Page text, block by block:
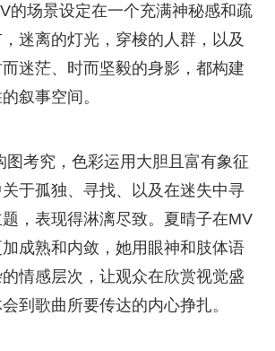
的场景设定在一个充满神秘感和疏
迷离的灯光，穿梭的人群，以及
迷茫、时而坚毅的身影，都构建
叙事空间。
图考究，色彩运用大胆且富有象征
于孤独、寻找、以及在迷失中寻
，表现得淋漓尽致。夏晴子在MV
成熟和内敛，她用眼神和肢体语
情感层次，让观众在欣赏视觉盛
到歌曲所要传达的内心挣扎。